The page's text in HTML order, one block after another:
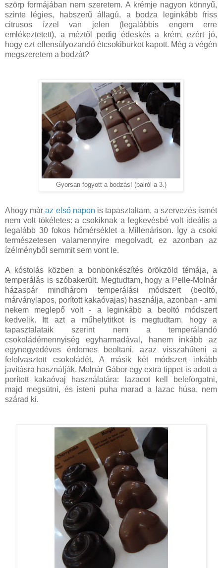
szörp formájában nem szeretem. A krémje nagyon könnyű,
szinte légies, habszerű állagú, a bodza leginkább friss
citrusos ízzel van jelen (legalábbis engem erre
emlékeztetett), a méztől pedig édeskés a krém, ezért jó,
hogy ezt ellensúlyozandó étcsokiburkot kapott. Még a végén
megszeretem a bodzát?
Gyorsan fogyott a bodzás! (balról a 3.)
Ahogy máraz első napon is tapasztaltam, a szervezés ismét
nem volt tökéletes: a csokiknak a legkevésbé volt ideális a
legalább 30 fokos hőmérséklet a Millenárison. Így a csoki
természetesen valamennyire megolvadt, ez azonban az
ízélményből semmit sem vont le.
A kóstolás közben a bonbonkészítés örökzöld témája, a
temperálás is szóbakerült. Megtudtam, hogy a Pelle-Molnár
házaspár mindhárom temperálási módszert (beoltó,
márványlapos, porított kakaóvajas) használja, azonban - ami
nekem meglepő volt - a leginkább a beoltó módszert
kedvelik. Itt azt a műhelytitkot is megtudtam, hogy a
tapasztalataik szerint nem a temperálandó
csokoládémennyiség egyharmadával, hanem inkább az
egynegyedéves érdemes beoltani, azaz visszahűteni a
felolvasztott csokoládét. A másik két módszert inkább
javításra használják. Molnár Gábor egy extra tippet is adott a
porított kakaóvaj használatára: lazacot kell beleforgatni,
majd megsütni, és isteni puha marad a lazac húsa, nem
szárad ki.